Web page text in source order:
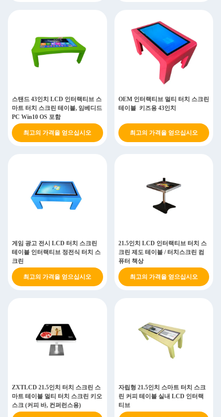
스탠드 43인치 LCD 인터랙티브 스
마트 터치 스크린 테이블, 임베디드
PC Win10 OS 포함
최고의 가격을 얻으십시오
OEM 인터랙티브 멀티 터치 스크린
테이블 키즈용 43인치
최고의 가격을 얻으십시오
게임 광고 전시 LCD 터치 스크린
테이블 인터랙티브 정전식 터치 스
크린
최고의 가격을 얻으십시오
21.5인치 LCD 인터랙티브 터치 스
크린 제도 테이블 / 터치스크린 컴
퓨터 책상
최고의 가격을 얻으십시오
ZXTLCD 21.5인치 터치 스크린 스
마트 테이블 멀티 터치 스크린 키오
스크 (커피 바, 컨퍼런스용)
자립형 21.5인치 스마트 터치 스크
린 커피 테이블 실내 LCD 인터랙
티브